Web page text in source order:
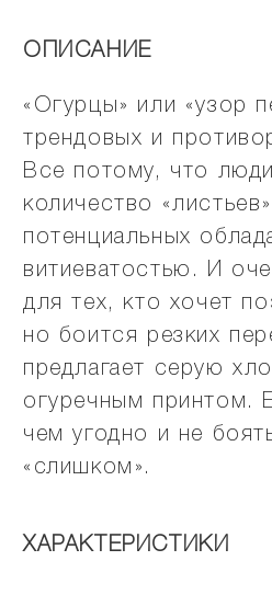
ОПИСАНИЕ
«Огурцы» или «узор
трендовых и
Все потому, что
количество
потенциальных
витиеватостью. И
для тех, кто хочет
но боится резких
предлагает серую
огуречным принтом.
чем угодно и не
«слишком».
ХАРАКТЕРИСТИКИ